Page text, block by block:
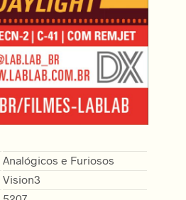
Analógicos e Furiosos
Vision3